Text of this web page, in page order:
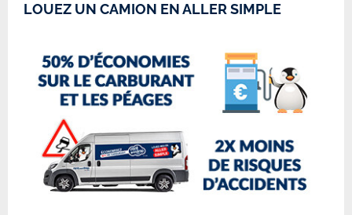
LOUEZ UN CAMION EN ALLER SIMPLE